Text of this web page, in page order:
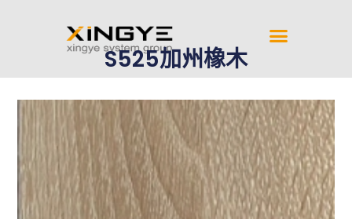
S525加州橡木